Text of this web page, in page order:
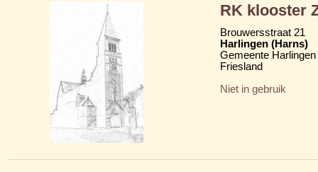
RK klooster
Brouwersstraat 21
Harlingen (Harns)
Gemeente Harlingen
Friesland
Niet in gebruik